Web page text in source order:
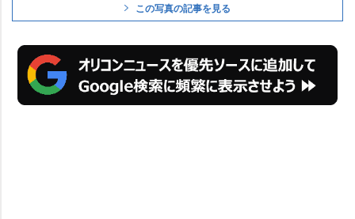
この写真の記事を見る